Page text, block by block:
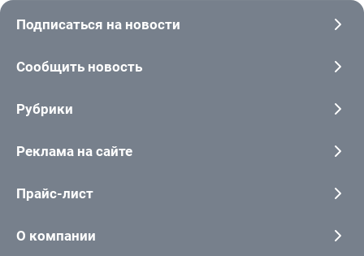
Подписаться на новости
Сообщить новость
Рубрики
Реклама на сайте
Прайс-лист
О компании